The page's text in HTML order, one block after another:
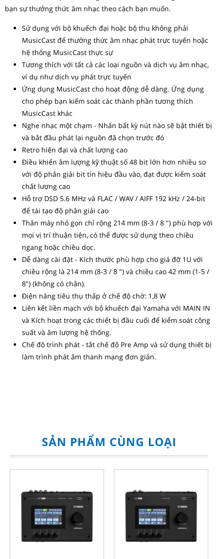
bạn sự thưởng thức âm nhạc theo cách bạn muốn.
Sử dụng với bộ khuếch đại hoặc bộ thu không phải
MusicCast để thưởng thức âm nhạc phát trực tuyến hoặc
hệ thống MusicCast thực sự
Tương thích với tất cả các loại nguồn và dịch vụ âm nhạc,
ví dụ như dịch vụ phát trực tuyến
Ứng dụng MusicCast cho hoạt động dễ dàng. Ứng dụng
cho phép bạn kiểm soát các thành phần tương thích
MusicCast khác
Nghe nhạc một chạm - Nhấn bất kỳ nút nào sẽ bật thiết bị
và bắt đầu phát lại nguồn đã chọn trước đó
Retro hiện đại và chất lượng cao
Điều khiển âm lượng kỹ thuật số 48 bit lớn hơn nhiều so
với độ phân giải bit tín hiệu đầu vào, đạt được kiểm soát
chất lượng cao
Hỗ trợ DSD 5.6 MHz và FLAC / WAV / AIFF 192 kHz / 24-bit
để tái tạo độ phân giải cao
Thân máy nhỏ gọn chỉ rộng 214 mm (8-3 / 8 ") phù hợp với
mọi vị trí thuận tiện, có thể được sử dụng theo chiều
ngang hoặc chiều dọc.
Dễ dàng cài đặt - Kích thước phù hợp cho giá đỡ 1U với
chiều rộng là 214 mm (8-3 / 8 ") và chiều cao 42 mm (1-5 /
8") (không có chân).
Điện năng tiêu thụ thấp ở chế độ chờ: 1,8 W
Liên kết liền mạch với bộ khuếch đại Yamaha với MAIN IN
và Kích hoạt trong các thiết bị đầu cuối để kiểm soát công
suất và âm lượng hệ thống.
Chế độ trình phát - tắt chế độ Pre Amp và sử dụng thiết bị
làm trình phát âm thanh mạng đơn giản.
SẢN PHẨM CÙNG LOẠI